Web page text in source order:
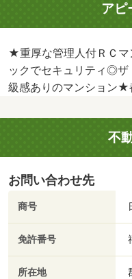
アピ
★重厚な管理人付ＲＣ
ックでセキュリティ◎
級感ありのマンション
不
お問い合わせ先
商号
免許番号
所在地